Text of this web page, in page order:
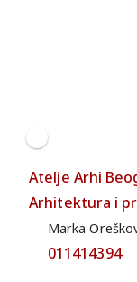
Atelje Arhi
Arhitektura i
Marka
011414394